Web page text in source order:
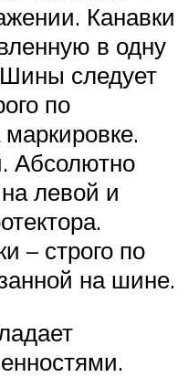
Канавки
в одну
Шины следует
по
Абсолютно
левой и
– строго по
на шине.